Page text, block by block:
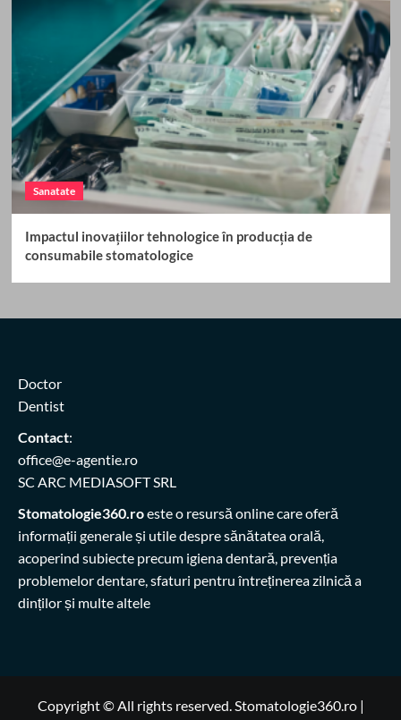
Sanatate
Impactul inovațiilor tehnologice în producția de
consumabile stomatologice
Doctor
Dentist
Contact:
office@e-agentie.ro
SC ARC MEDIASOFT SRL
Stomatologie360.roeste o resursă online care oferă
informații generale și utile despre sănătatea orală,
acoperind subiecte precum igiena dentară, prevenția
problemelor dentare, sfaturi pentru întreținerea zilnică a
dinților și multe altele
Copyright © All rights reserved. Stomatologie360.ro |